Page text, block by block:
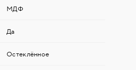
МДФ
Да
Остеклённое